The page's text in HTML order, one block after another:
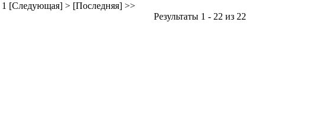
1 [Следующая] > [Последняя] >>
Результаты 1 - 22 из 22